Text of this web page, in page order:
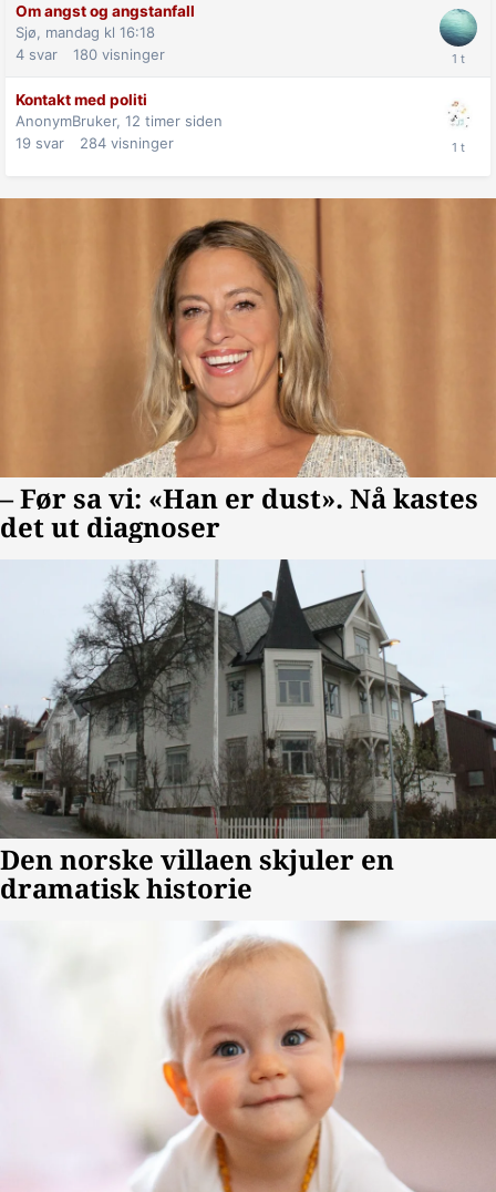
Om angst og angstanfall
Sjø, mandag kl 16:18
4 svar 180 visninger
Kontakt med politi
AnonymBruker, 12 timer siden
19 svar 284 visninger